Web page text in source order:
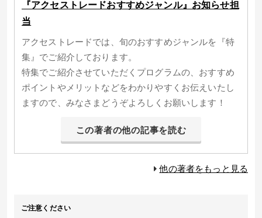
『アクセストレードおすすめジャンル』お知らせ担
当
アクセストレードでは、旬のおすすめジャンルを『特
集』でご紹介しております。
特集でご紹介させていただくプログラムの、おすすめ
ポイントやメリットなどをわかりやすくお伝えいたし
ますので、みなさまどうぞよろしくお願いします！
この著者の他の記事を読む
他の著者をもっと見る
ご注意ください